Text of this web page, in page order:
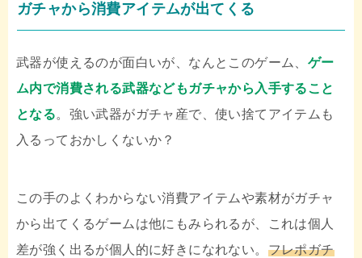
ガチャから消費アイテムが出てくる
武器が使えるのが面白いが、なんとこのゲーム、 ゲー
ム内で消費される武器などもガチャから入手すること
となる。強い武器がガチャ産で、使い捨てアイテムも
入るっておかしくないか？
この手のよくわからない消費アイテムや素材がガチャ
から出てくるゲームは他にもみられるが、これは個人
差が強く出るが個人的に好きになれない。 フレポガチ